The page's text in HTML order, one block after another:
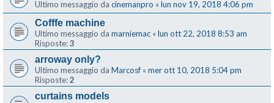
Ultimo messaggio da cinemanpro « lun nov 19, 2018 4:06 pm
Cofffe machine
Ultimo messaggio da marniemac « lun ott 22, 2018 8:53 am
Risposte:3
arroway only?
Ultimo messaggio da Marcosf « mer ott 10, 2018 5:04 pm
Risposte:2
curtains models